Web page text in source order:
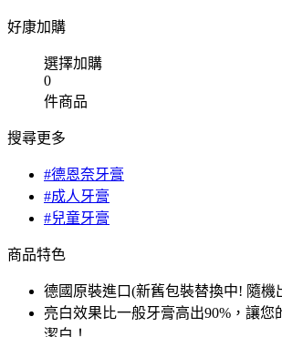
好康加購
選擇加購
0
件商品
搜尋更多
#德恩奈牙膏
#成人牙膏
#兒童牙膏
商品特色
德國原裝進口(新舊包裝替換中! 隨機
亮白效果比一般牙膏高出90%，讓您